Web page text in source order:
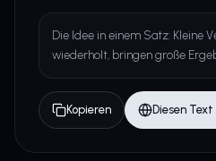
Die Idee in einem Satz: Kleine
wiederholt, bringen große
Kopieren Diesen